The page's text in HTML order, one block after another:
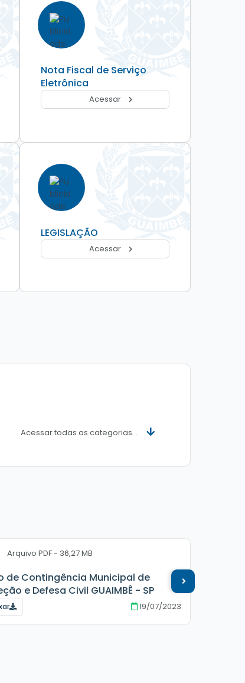
Nota Fiscal de Serviço
Eletrônica
Acessar
LEGISLAÇÃO
Acessar
Acessar todas as categorias...
de Contingência Municipal de
e Defesa Civil GUAIMBÊ - SP
19/07/2023
PDF 36,27 MB